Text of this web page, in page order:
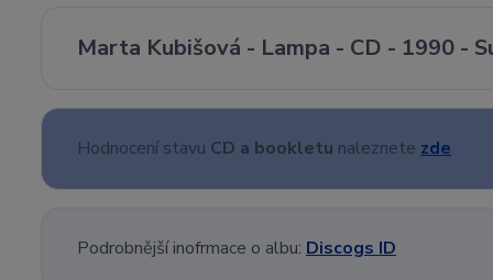
Marta Kubišová - Lampa - CD - 1990 -
Hodnocení stavu CD a bookletu naleznete zde
Podrobnější inofrmace o albu: Discogs ID